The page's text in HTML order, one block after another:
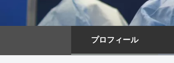
プロフィール